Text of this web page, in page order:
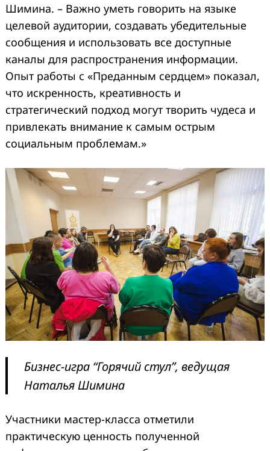
Шимина. – Важно уметь говорить на языке
целевой аудитории, создавать убедительные
сообщения и использовать все доступные
каналы для распространения информации.
Опыт работы с «Преданным сердцем» показал,
что искренность, креативность и
стратегический подход могут творить чудеса и
привлекать внимание к самым острым
социальным проблемам.»
Бизнес-игра “Горячий стул”, ведущая
Наталья Шимина
Участники мастер-класса отметили
практическую ценность полученной